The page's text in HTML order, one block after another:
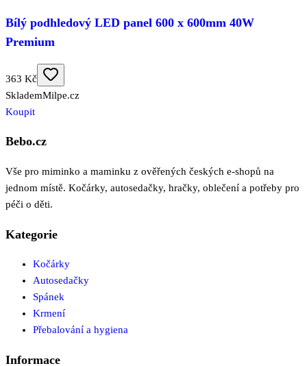
Bílý podhledový LED panel 600 x 600mm 40W
Premium
363 Kč
SklademMilpe.cz
Koupit
Bebo.cz
Vše pro miminko a maminku z ověřených českých e-shopů na
jednom místě. Kočárky, autosedačky, hračky, oblečení a potřeby pro
péči o děti.
Kategorie
Kočárky
Autosedačky
Spánek
Krmení
Přebalování a hygiena
Informace